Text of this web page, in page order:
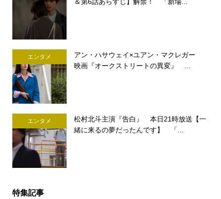
＆第6話あらすじ】解禁！ 「新場...
エンタメ
アン・ハサウェイ×ユアン・マクレガー
映画『オークストリートの異変』 ...
エンタメ
松村北斗主演『告白』 本日21時放送【一
緒に来るの夢だったんです】 「...
特集記事